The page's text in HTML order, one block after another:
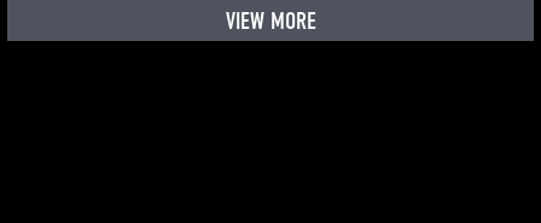
VIEW MORE